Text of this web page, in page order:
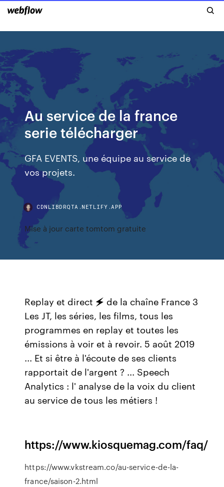
Au service de la france
serie télécharger
GFA EVENTS, une équipe au service de
vos projets.
CDNLIBDRQTA.NETLIFY.APP
Mise à jour carte tomtom gratuite
Replay et direct 🗲 de la chaîne France 3
Les JT, les séries, les films, tous les
programmes en replay et toutes les
émissions à voir et à revoir. 5 août 2019
... Et si être à l'écoute de ses clients
rapportait de l'argent ? ... Speech
Analytics : l' analyse de la voix du client
au service de tous les métiers !
https://www.kiosquemag.com/faq/
https://www.vkstream.co/au-service-de-la-
france/saison-2.html